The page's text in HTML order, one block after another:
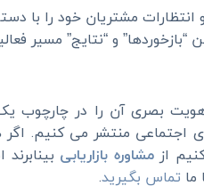
مشتریان خود را با
و “نتایج” مسیر
بصری آن را در چارچوب یک
اجتماعی منتشر می کنیم. اگر
ازمشاوره بازاریابی
تماس بگیرید.